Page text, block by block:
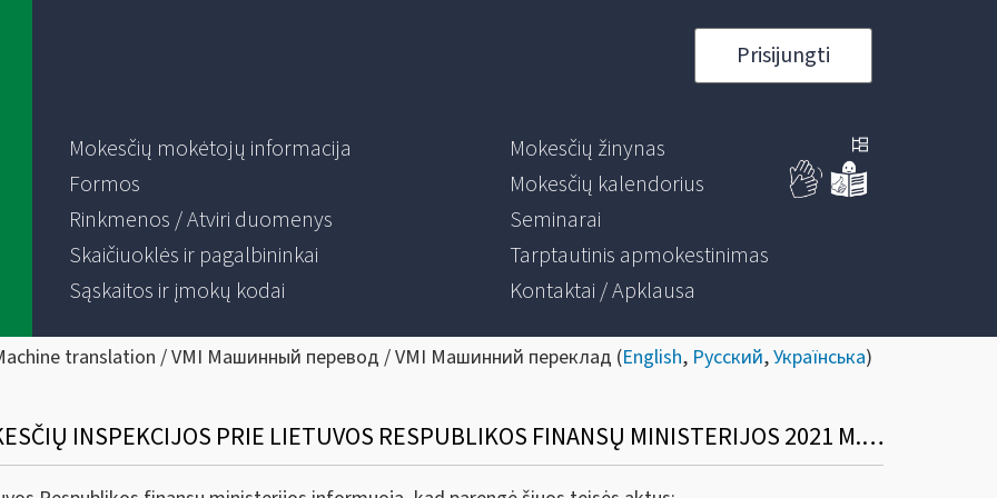
Prisijungti
Mokesčių mokėtojų informacija
Formos
Rinkmenos / Atviri duomenys
Skaičiuoklės ir pagalbininkai
Sąskaitos ir įmokų kodai
Mokesčių žinynas
Mokesčių kalendorius
Seminarai
Tarptautinis apmokestinimas
Kontaktai / Apklausa
translation / VMI Машинный перевод / VMI Машинний переклад (English, Русский,Українська)
DĖL TEISĖS AKTŲ (VALSTYBINĖS MOKESČIŲ INSPEKCIJOS PRIE LIETUVOS RESPUBLIKOS FINANSŲ MINISTERIJOS 2021 M. BALANDŽIO 13 D. ĮSAKYMŲ NR. VA-27 IR VA-28)